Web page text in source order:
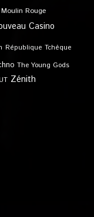
Rouge
Casino
République Tchèque
The Young Gods
Zénith